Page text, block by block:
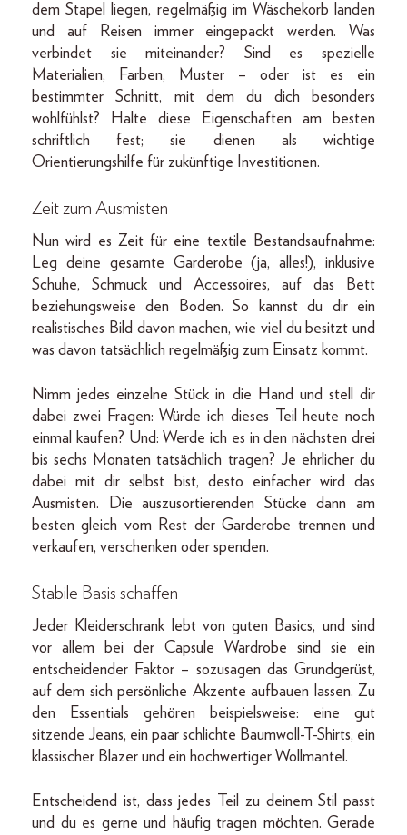
dem Stapel liegen, regelmäßig im Wäschekorb landen
und auf Reisen immer eingepackt werden. Was
verbindet sie miteinander? Sind es spezielle
Materialien, Farben, Muster – oder ist es ein
bestimmter Schnitt, mit dem du dich besonders
wohlfühlst? Halte diese Eigenschaften am besten
schriftlich fest; sie dienen als wichtige
Orientierungshilfe für zukünftige Investitionen.
Zeit zum Ausmisten
Nun wird es Zeit für eine textile Bestandsaufnahme:
Leg deine gesamte Garderobe (ja, alles!), inklusive
Schuhe, Schmuck und Accessoires, auf das Bett
beziehungsweise den Boden. So kannst du dir ein
realistisches Bild davon machen, wie viel du besitzt und
was davon tatsächlich regelmäßig zum Einsatz kommt.
Nimm jedes einzelne Stück in die Hand und stell dir
dabei zwei Fragen: Würde ich dieses Teil heute noch
einmal kaufen? Und: Werde ich es in den nächsten drei
bis sechs Monaten tatsächlich tragen? Je ehrlicher du
dabei mit dir selbst bist, desto einfacher wird das
Ausmisten. Die auszusortierenden Stücke dann am
besten gleich vom Rest der Garderobe trennen und
verkaufen, verschenken oder spenden.
Stabile Basis schaffen
Jeder Kleiderschrank lebt von guten Basics, und sind
vor allem bei der Capsule Wardrobe sind sie ein
entscheidender Faktor – sozusagen das Grundgerüst,
auf dem sich persönliche Akzente aufbauen lassen. Zu
den Essentials gehören beispielsweise: eine gut
sitzende Jeans, ein paar schlichte Baumwoll-T-Shirts, ein
klassischer Blazer und ein hochwertiger Wollmantel.
Entscheidend ist, dass jedes Teil zu deinem Stil passt
und du es gerne und häufig tragen möchten. Gerade